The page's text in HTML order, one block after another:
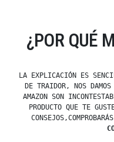
¿POR QUÉ
LA EXPLICACIÓN ES
DE TRAIDOR, NOS
AMAZON SON
PRODUCTO QUE TE
CONSEJOS,COMPROBARÁS